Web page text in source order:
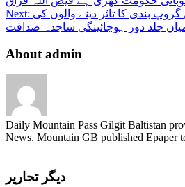
Next:
جلد دور ہوجائینگی ساجدہ صداقت
About admin
Daily Mountain Pass Gilgit Baltistan
News. Mountain GB published Epaper
دیگر تحاریر